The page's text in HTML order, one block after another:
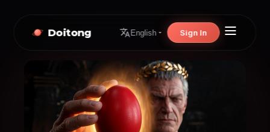
Doitong English Sign In